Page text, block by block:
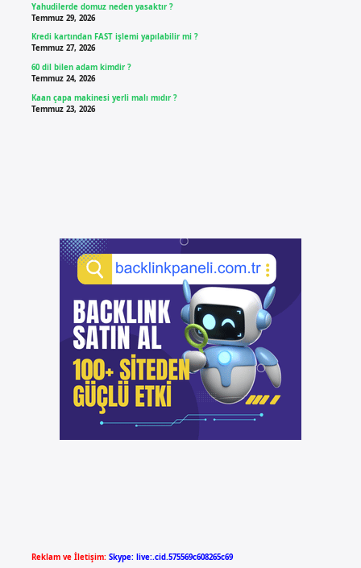
Yahudilerde domuz neden yasaktır ?
Temmuz 29, 2026
Kredi kartından FAST işlemi yapılabilir mi ?
Temmuz 27, 2026
60 dil bilen adam kimdir ?
Temmuz 24, 2026
Kaan çapa makinesi yerli malı mıdır ?
Temmuz 23, 2026
Reklam ve İletişim: Skype: live:.cid.575569c608265c69